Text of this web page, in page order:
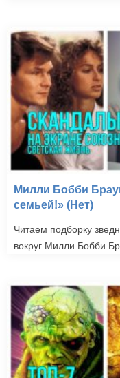
Милли Бобби
семьей!» (Нет)
Читаем подборку
вокруг Милли Бобби